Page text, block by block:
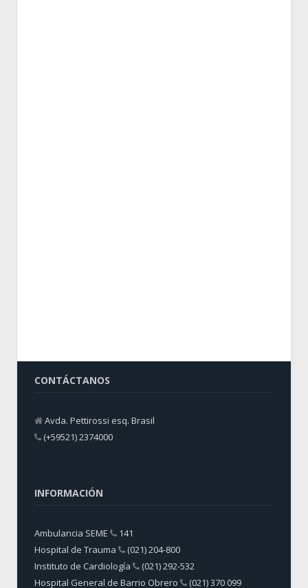
CONTÁCTANOS
Avda. Pettirossi esq. Brasil
(+59521) 2374000
INFORMACIÓN
Ambulancia SEME
141
Hospital de Trauma
(021) 204-800
Instituto de Cardiología
(021) 292-532
Hospital General de Barrio Obrero
(021) 370 099